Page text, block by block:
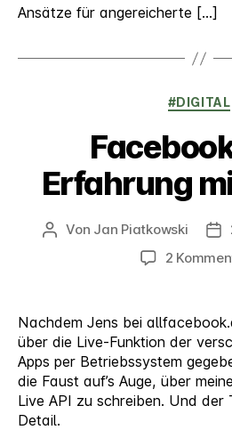
Ansätze für angereicherte […]
#DIGITAL
Erfahrung
Beitragsautor
Von Jan Piatkowski
2
Nachdem Jens bei
über die Live-Funktion der
Apps per Betriebssystem
die Faust auf’s Auge, über
Live API zu schreiben. Und der
Detail.